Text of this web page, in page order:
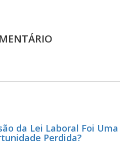
da Lei Laboral Foi Uma
Perdida?